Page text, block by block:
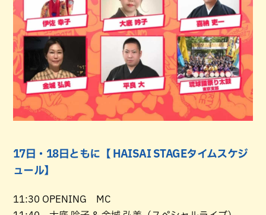
17日・18日ともに【 HAISAI STAGEタイムスケジ
ュール】
11:30 OPENING MC